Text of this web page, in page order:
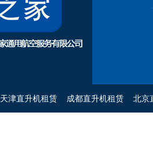
天津直升机租赁 成都直升机租赁 北京